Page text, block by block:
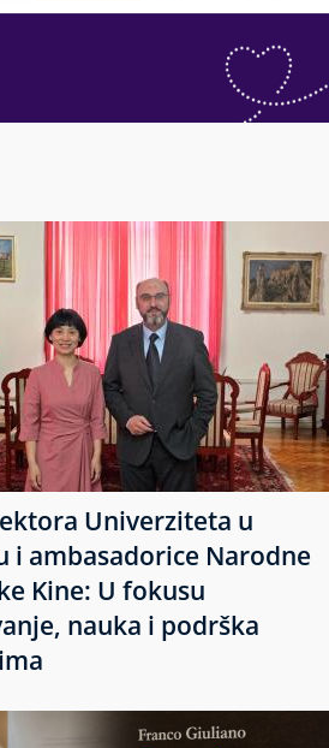
Univerziteta u
i ambasadorice Narodne
Kine: U fokusu
nauka i podrška